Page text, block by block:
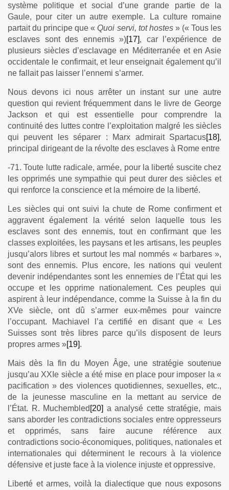
système politique et social d’une grande partie de la
Gaule, pour citer un autre exemple. La culture romaine
partait du principe que «Quoi servi, tot hostes» (« Tous les
esclaves sont des ennemis »)[17], car l’expérience de
plusieurs siècles d’esclavage en Méditerranée et en Asie
occidentale le confirmait, et leur enseignait également qu’il
ne fallait pas laisser l’ennemi s’armer.
Nous devons ici nous arrêter un instant sur une autre
question qui revient fréquemment dans le livre de George
Jackson et qui est essentielle pour comprendre la
continuité des luttes contre l’exploitation malgré les siècles
qui peuvent les séparer : Marx admirait Spartacus[18],
principal dirigeant de la révolte des esclaves à Rome entre
-71. Toute lutte radicale, armée, pour la liberté suscite chez
les opprimés une sympathie qui peut durer des siècles et
qui renforce la conscience et la mémoire de la liberté.
Les siècles qui ont suivi la chute de Rome confirment et
aggravent également la vérité selon laquelle tous les
esclaves sont des ennemis, tout en confirmant que les
classes exploitées, les paysans et les artisans, les peuples
jusqu’alors libres et surtout les mal nommés « barbares »,
sont des ennemis. Plus encore, les nations qui veulent
devenir indépendantes sont les ennemies de l’État qui les
occupe et les opprime nationalement. Ces peuples qui
aspirent à leur indépendance, comme la Suisse à la fin du
XVe siècle, ont dû s’armer eux-mêmes pour vaincre
l’occupant. Machiavel l’a certifié en disant que « Les
Suisses sont très libres parce qu’ils disposent de leurs
propres armes »[19].
Mais dès la fin du Moyen Âge, une stratégie soutenue
jusqu’au XXIe siècle a été mise en place pour imposer la «
pacification » des violences quotidiennes, sexuelles, etc.,
de la jeunesse masculine en la mettant au service de
l’État. R. Muchembled [20] a analysé cette stratégie, mais
sans aborder les contradictions sociales entre oppresseurs
et opprimés, sans faire aucune référence aux
contradictions socio-économiques, politiques, nationales et
internationales qui déterminent le recours à la violence
défensive et juste face à la violence injuste et oppressive.
Liberté et armes, voilà la dialectique que nous exposons